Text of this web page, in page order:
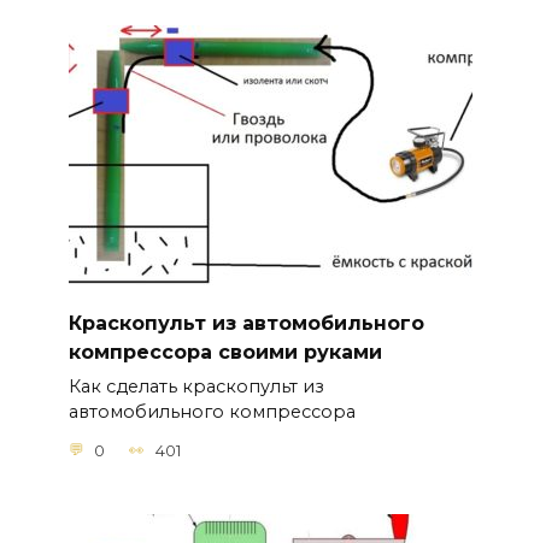
Краскопульт из автомобильного
компрессора своими руками
Как сделать краскопульт из
автомобильного компрессора
0 401